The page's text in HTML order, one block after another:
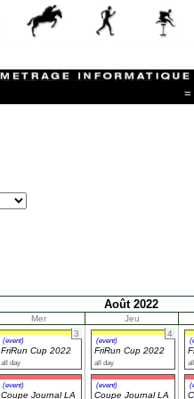
=
Août 2022
Mer
Jeu
3
(event)
FriRun Cup 2022
all day
(event)
Coupe Journal LA
4
(event)
FriRun Cup 2022
all day
(event)
Coupe Journal LA